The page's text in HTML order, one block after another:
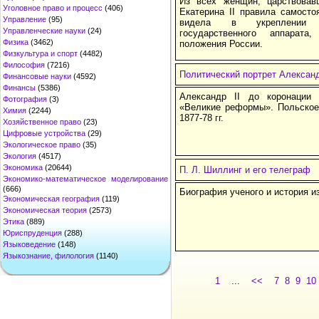
Уголовное право и процесс (406)
Управление (95)
Управленческие науки (24)
Физика (3462)
Физкультура и спорт (4482)
Философия (7216)
Финансовые науки (4592)
Финансы (5386)
Фотография (3)
Химия (2244)
Хозяйственное право (23)
Цифровые устройства (29)
Экологическое право (35)
Экология (4517)
Экономика (20644)
Экономико-математическое моделирование
(666)
Экономическая география (119)
Экономическая теория (2573)
Этика (889)
Юриспруденция (288)
Языковедение (148)
Языкознание, филология (1140)
Екатерина II правила
видела в укреплении
государственного
положения России.
Политический портрет
Александр II до коронации
«Великие реформы». Польское
1877-78 гг.
П. Л. Шиллинг и его телеграф
Биография ученого и история
1... << 7 8 9 10